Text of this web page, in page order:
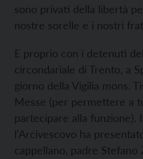
sono privati della libertà
nostre sorelle e i nostri
E proprio con i detenuti
circondariale di Trento, a
giorno della Vigilia mons.
Messe (per permettere a
partecipare alla funzione).
l'Arcivescovo ha
cappellano, padre